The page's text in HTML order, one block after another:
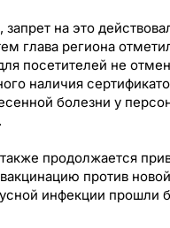
на это
глава региона
посетителей не
наличия
болезни у
продолжается
против новой
инфекции прошли